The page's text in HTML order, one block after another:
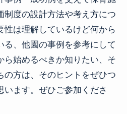
制度の設計方法や考え方につ
性は理解しているけど何から
る、他園の事例を参考にして
ら始めるべきか知りたい、そ
の方は、そのヒントをぜひつ
います。ぜひご参加くださ